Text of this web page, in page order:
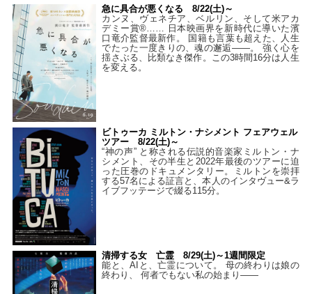
急に具合が悪くなる 8/22(土)～
カンヌ、ヴェネチア、ベルリン、そして米アカ
デミー賞®…… 日本映画界を新時代に導いた濱
口竜介監督最新作。 国籍も言葉も超えた、人生
でたった一度きりの、魂の邂逅――。 強く心を
揺さぶる、比類なき傑作。この3時間16分は人生
を変える。
ビトゥーカ ミルトン・ナシメント フェアウェル
ツアー 8/22(土)～
“神の声” と称される伝説的音楽家ミルトン・ナ
シメント、その半生と2022年最後のツアーに迫
った圧巻のドキュメンタリー。ミルトンを崇拝
する57名による証言と、本人のインタヴュー&ラ
イブフッテージで綴る115分。
清掃する女 亡霊 8/29(土)～1週間限定
能と、AIと、亡霊について。 母の終わりは娘の
終わり、 何者でもない私の始まり――